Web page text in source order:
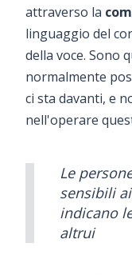
attraverso la
linguaggio del
della voce. Sono
normalmente
ci sta davanti, e
nell'operare
Le
sensibili ai
indicano
altrui